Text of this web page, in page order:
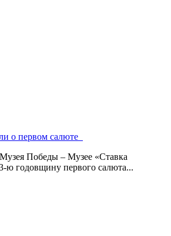
о первом салюте
Победы – Музее «Ставка
ю годовщину первого салюта...